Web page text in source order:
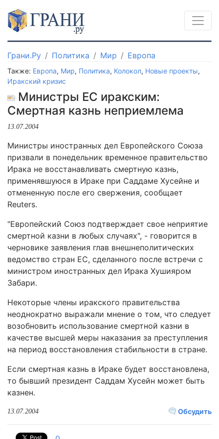
Грани.Ру Политика Мир Европа
Также: Европа, Мир, Политика, Колокол, Новые проекты,
Иракский кризис
Министры ЕС иракским:
Смертная казнь неприемлема
13.07.2004
Министры иностранных дел Европейского Союза
призвали в понедельник временное правительство
Ирака не восстанавливать смертную казнь,
применявшуюся в Ираке при Саддаме Хусейне и
отмененную после его свержения, сообщает
Reuters.
"Европейский Союз подтверждает свое неприятие
смертной казни в любых случаях", - говорится в
черновике заявления глав внешнеполитических
ведомство стран ЕС, сделанного после встречи с
министром иностранных дел Ирака Хушияром
Забари.
Некоторые члены иракского правительства
неоднократно выражали мнение о том, что следует
возобновить использование смертной казни в
качестве высшей меры наказания за преступления
на период восстановления стабильности в стране.
Если смертная казнь в Ираке будет восстановлена,
то бывший президент Саддам Хусейн может быть
казнен.
Обсудить
13.07.2004